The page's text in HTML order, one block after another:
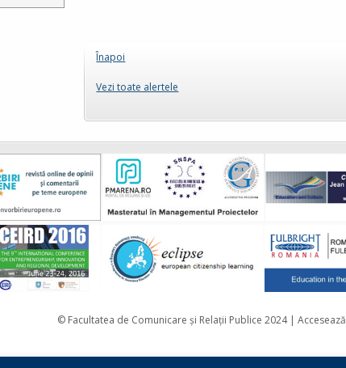
Înapoi
Vezi toate alertele
© Facultatea de Comunicare și Relații Publice 2024 | Accesează